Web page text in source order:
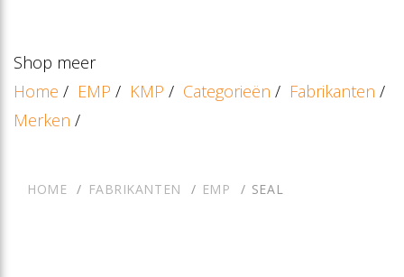
Shop meer
Home / EMP / KMP / Categorieën / Fabrikanten /
Merken /
HOME FABRIKANTEN EMP SEAL